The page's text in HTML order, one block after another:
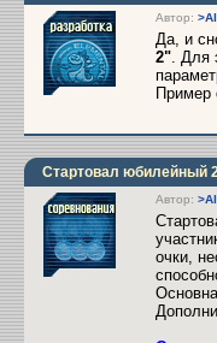
Автор:
Да, и
2". Для
Пример
Стартовал юбилейный
Автор:
очки,